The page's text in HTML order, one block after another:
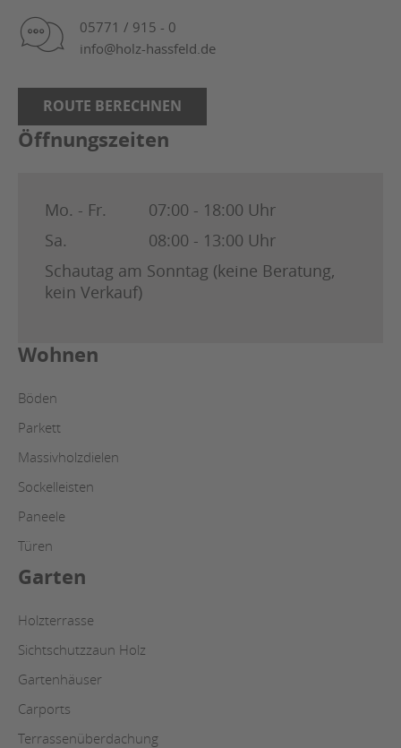
05771 / 915 - 0
info@holz-hassfeld.de
ROUTE BERECHNEN
Öffnungszeiten
Mo. - Fr.
07:00 - 18:00 Uhr
Sa.
08:00 - 13:00 Uhr
Schautag am Sonntag (keine Beratung,
kein Verkauf)
Wohnen
Böden
Parkett
Massivholzdielen
Sockelleisten
Paneele
Türen
Garten
Holzterrasse
Sichtschutzzaun Holz
Gartenhäuser
Carports
Terrassenüberdachung